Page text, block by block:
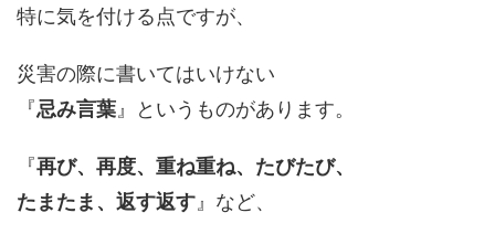
特に気を付ける点ですが、
災害の際に書いてはいけない
『忌み言葉 』というものがあります。
『再び、再度、重ね重ね、たびたび、
たまたま、返す返す 』など、